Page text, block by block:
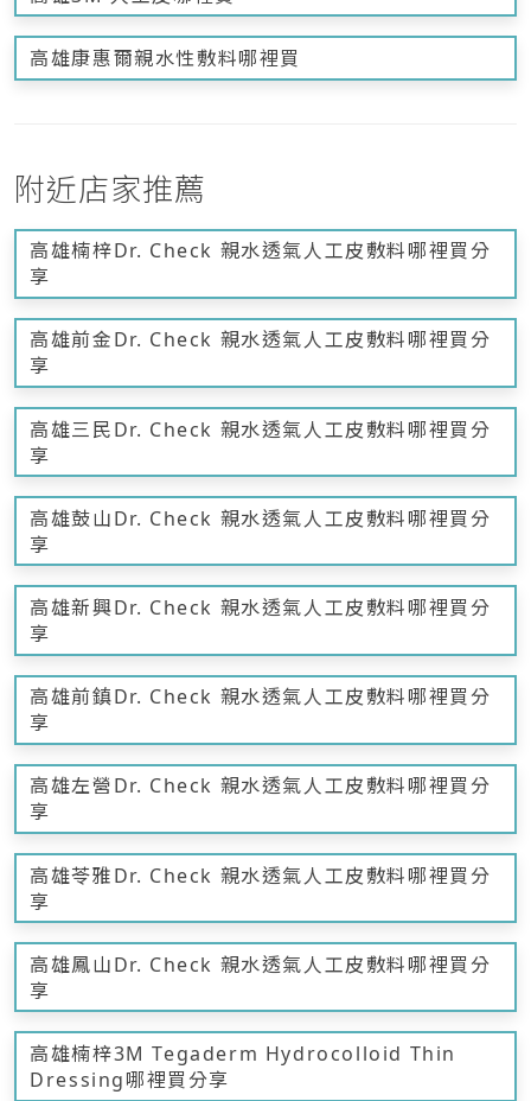
高雄康惠爾親水性敷料哪裡買
附近店家推薦
高雄楠梓Dr. Check 親水透氣人工皮敷料哪裡買分
享
高雄前金Dr. Check 親水透氣人工皮敷料哪裡買分
享
高雄三民Dr. Check 親水透氣人工皮敷料哪裡買分
享
高雄鼓山Dr. Check 親水透氣人工皮敷料哪裡買分
享
高雄新興Dr. Check 親水透氣人工皮敷料哪裡買分
享
高雄前鎮Dr. Check 親水透氣人工皮敷料哪裡買分
享
高雄左營Dr. Check 親水透氣人工皮敷料哪裡買分
享
高雄苓雅Dr. Check 親水透氣人工皮敷料哪裡買分
享
高雄鳳山Dr. Check 親水透氣人工皮敷料哪裡買分
享
高雄楠梓3M Tegaderm Hydrocolloid Thin
Dressing哪裡買分享